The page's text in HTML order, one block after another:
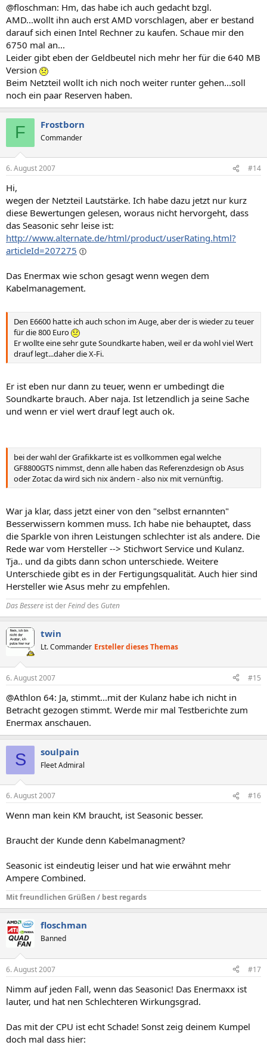
@floschman: Hm, das habe ich auch gedacht bzgl.
AMD...wollt ihn auch erst AMD vorschlagen, aber er bestand
darauf sich einen Intel Rechner zu kaufen. Schaue mir den
6750 mal an...
Leider gibt eben der Geldbeutel nich mehr her für die 640 MB
Version
Beim Netzteil wollt ich nich noch weiter runter gehen...soll
noch ein paar Reserven haben.
F Frostborn
Commander
6. August 2007 #14
Hi,
wegen der Netzteil Lautstärke. Ich habe dazu jetzt nur kurz
diese Bewertungen gelesen, woraus nicht hervorgeht, dass
das Seasonic sehr leise ist:
http://www.alternate.de/html/product/userRating.html?
articleId=207275
Das Enermax wie schon gesagt wenn wegen dem
Kabelmanagement.
Den E6600 hatte ich auch schon im Auge, aber der is wieder zu teuer
für die 800 Euro
Er wollte eine sehr gute Soundkarte haben, weil er da wohl viel Wert
drauf legt...daher die X-Fi.
Er ist eben nur dann zu teuer, wenn er umbedingt die
Soundkarte brauch. Aber naja. Ist letzendlich ja seine Sache
und wenn er viel wert drauf legt auch ok.
bei der wahl der Grafikkarte ist es vollkommen egal welche
GF8800GTS nimmst, denn alle haben das Referenzdesign ob Asus
oder Zotac da wird sich nix ändern - also nix mit vernünftig.
War ja klar, dass jetzt einer von den "selbst ernannten"
Besserwissern kommen muss. Ich habe nie behauptet, dass
die Sparkle von ihren Leistungen schlechter ist als andere. Die
Rede war vom Hersteller --> Stichwort Service und Kulanz.
Tja.. und da gibts dann schon unterschiede. Weitere
Unterschiede gibt es in der Fertigungsqualität. Auch hier sind
Hersteller wie Asus mehr zu empfehlen.
Das Bessere ist derFeinddes Guten
twin
Lt. Commander Ersteller dieses Themas
6. August 2007 #15
@Athlon 64: Ja, stimmt...mit der Kulanz habe ich nicht in
Betracht gezogen stimmt. Werde mir mal Testberichte zum
Enermax anschauen.
S soulpain
Fleet Admiral
6. August 2007 #16
Wenn man kein KM braucht, ist Seasonic besser.
Braucht der Kunde denn Kabelmanagment?
Seasonic ist eindeutig leiser und hat wie erwähnt mehr
Ampere Combined.
Mit freundlichen Grüßen / best regards
floschman
Banned
6. August 2007 #17
Nimm auf jeden Fall, wenn das Seasonic! Das Enermaxx ist
lauter, und hat nen Schlechteren Wirkungsgrad.
Das mit der CPU ist echt Schade! Sonst zeig deinem Kumpel
doch mal dass hier: